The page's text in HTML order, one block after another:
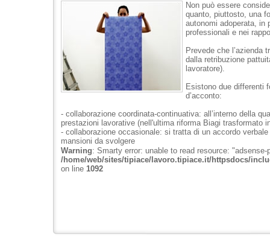
Non può essere
quanto, piuttosto, una
autonomi adoperata, in
professionali e nei
Prevede che l’azienda
dalla retribuzione
lavoratore).
Esistono due differenti
d’acconto:
- collaborazione coordinata-continuativa: all’interno della
prestazioni lavorative (nell'ultima riforma Biagi trasformato
- collaborazione occasionale: si tratta di un accordo
mansioni da svolgere
Warning: Smarty error: unable to read resource: "adsense-
/home/web/sites/tipiace/lavoro.tipiace.it/httpsdocs/
on line 1092